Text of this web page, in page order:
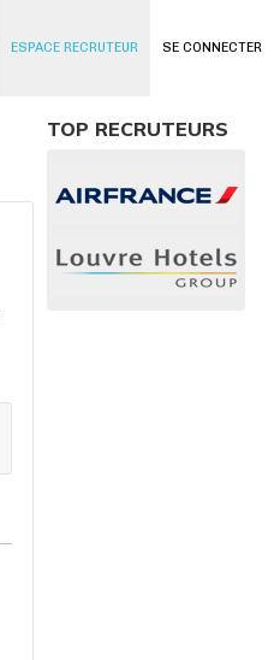
SE CONNECTER
ESPACE RECRUTEUR
TOP RECRUTEURS